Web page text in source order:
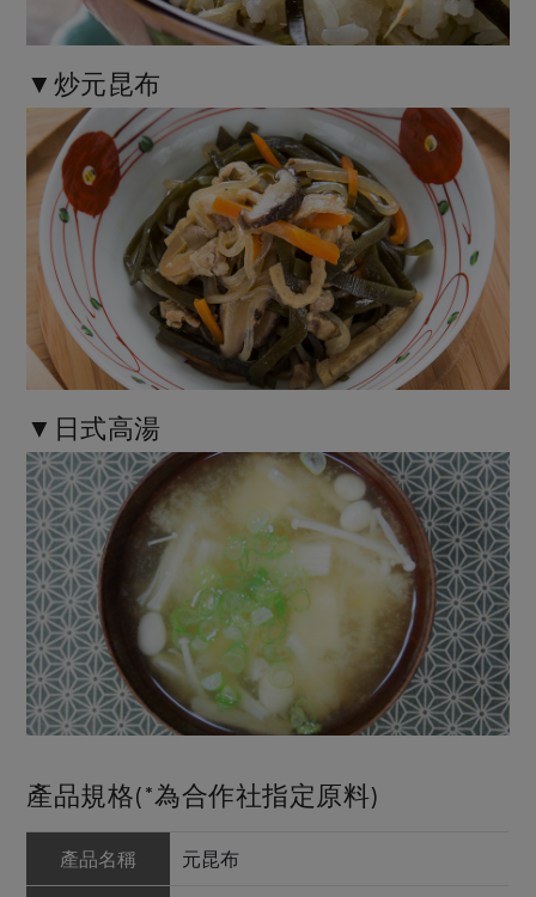
▼炒元昆布
▼日式高湯
產品規格(*為合作社指定原料)
產品名稱 元昆布